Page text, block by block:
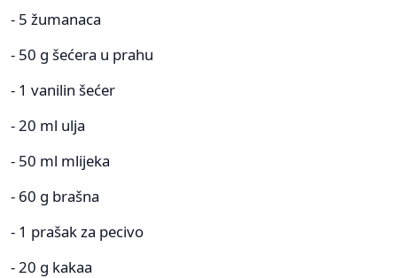
- 5 žumanaca
- 50 g šećera u prahu
- 1 vanilin šećer
- 20 ml ulja
- 50 ml mlijeka
- 60 g brašna
- 1 prašak za pecivo
- 20 g kakaa